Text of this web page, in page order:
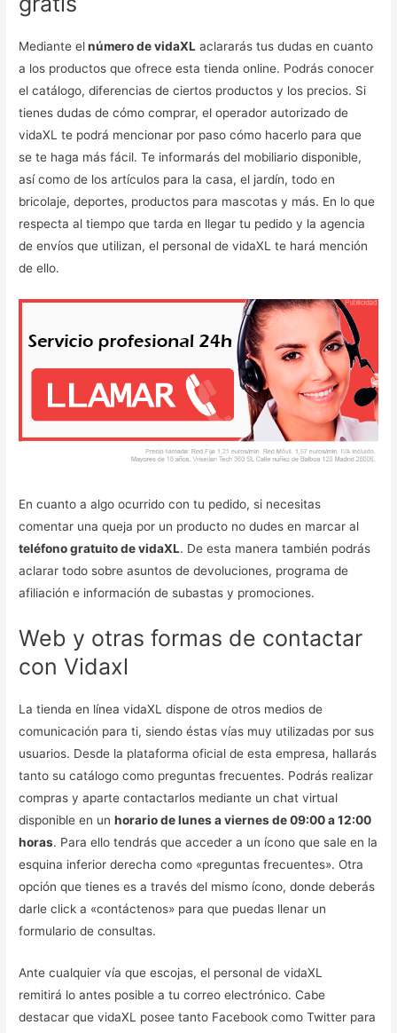
Mediante elnúmero de vidaXL aclararás tus dudas en cuanto
a los productos que ofrece esta tienda online. Podrás conocer
el catálogo, diferencias de ciertos productos y los precios. Si
tienes dudas de cómo comprar, el operador autorizado de
vidaXL te podrá mencionar por paso cómo hacerlo para que
se te haga más fácil. Te informarás del mobiliario disponible,
así como de los artículos para la casa, el jardín, todo en
bricolaje, deportes, productos para mascotas y más. En lo que
respecta al tiempo que tarda en llegar tu pedido y la agencia
de envíos que utilizan, el personal de vidaXL te hará mención
de ello.
En cuanto a algo ocurrido con tu pedido, si necesitas
comentar una queja por un producto no dudes en marcar al
teléfono gratuito de vidaXL. De esta manera también podrás
aclarar todo sobre asuntos de devoluciones, programa de
afiliación e información de subastas y promociones.
Web y otras formas de contactar
con Vidaxl
La tienda en línea vidaXL dispone de otros medios de
comunicación para ti, siendo éstas vías muy utilizadas por sus
usuarios. Desde la plataforma oficial de esta empresa, hallarás
tanto su catálogo como preguntas frecuentes. Podrás realizar
compras y aparte contactarlos mediante un chat virtual
disponible en unhorario de lunes a viernes de 09:00 a 12:00
horas. Para ello tendrás que acceder a un ícono que sale en la
esquina inferior derecha como «preguntas frecuentes». Otra
opción que tienes es a través del mismo ícono, donde deberás
darle click a «contáctenos» para que puedas llenar un
formulario de consultas.
Ante cualquier vía que escojas, el personal de vidaXL
remitirá lo antes posible a tu correo electrónico. Cabe
destacar que vidaXL posee tanto Facebook como Twitter para